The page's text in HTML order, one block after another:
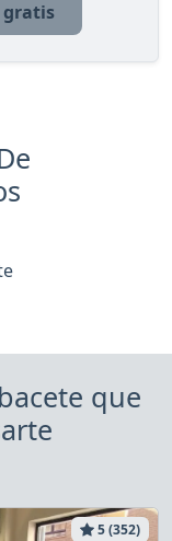
gratis
que
5 (352)